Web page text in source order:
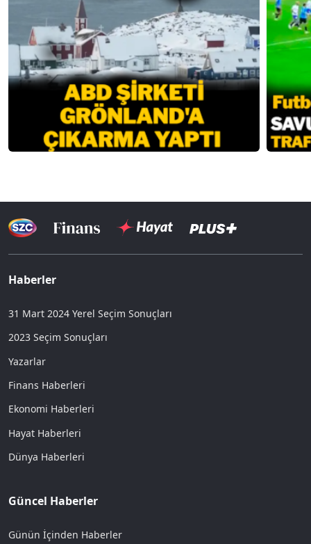
Haberler
31 Mart 2024 Yerel Seçim Sonuçları
2023 Seçim Sonuçları
Yazarlar
Finans Haberleri
Ekonomi Haberleri
Hayat Haberleri
Dünya Haberleri
Güncel Haberler
Günün İçinden Haberler